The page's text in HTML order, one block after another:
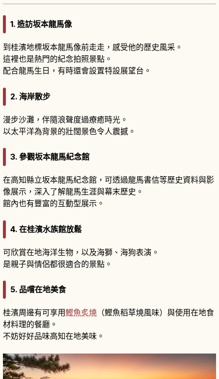
1. 造訪坂本龍馬像
到桂濱地標坂本龍馬像前走走，感受他的歷史風采。
這裡也是熱門的紀念拍照景點。
配合龍馬生日，有時還會設置特設展望台。
2. 海岸散步
漫步沙灘，伴隨浪聲度過療癒時光。
以太平洋為背景的壯闊景色令人震撼。
3. 參觀坂本龍馬紀念館
在高知縣立坂本龍馬紀念館，可透過龍馬書信等歷史資料與影
像展示，深入了解龍馬生涯與幕末歷史。
館內也有豐富的互動型展示。
4. 在桂濱水族館放鬆
可欣賞在地海洋生物，以及海獅、海狗表演。
是親子與情侶都很適合的景點。
5. 品嚐在地美食
桂濱周邊有可享用鰹魚炙燒 （鰹魚稻草燒風味）與使用在地食
材料理的餐廳。
不妨好好品味高知在地美味。